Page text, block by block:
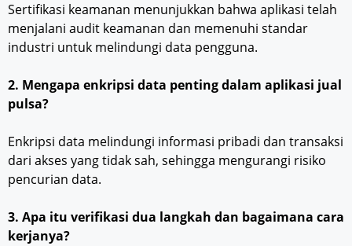
Sertifikasi keamanan menunjukkan bahwa aplikasi telah
menjalani audit keamanan dan memenuhi standar
industri untuk melindungi data pengguna.
2. Mengapa enkripsi data penting dalam aplikasi jual
pulsa?
Enkripsi data melindungi informasi pribadi dan transaksi
dari akses yang tidak sah, sehingga mengurangi risiko
pencurian data.
3. Apa itu verifikasi dua langkah dan bagaimana cara
kerjanya?